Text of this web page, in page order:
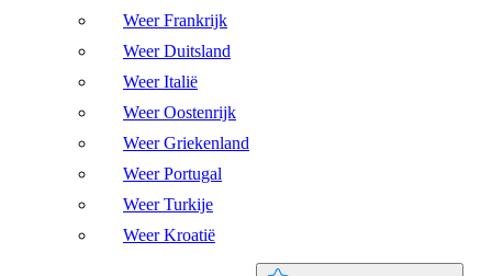
Weer Frankrijk
Weer Duitsland
Weer Italië
Weer Oostenrijk
Weer Griekenland
Weer Portugal
Weer Turkije
Weer Kroatië